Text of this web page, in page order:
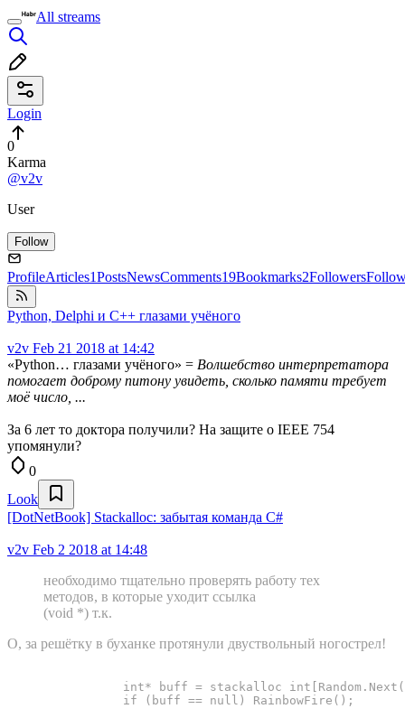
All streams
Login
0
Karma
@v2v
User
Follow
ProfileArticles1PostsNewsComments19Bookmarks2Followers
Python, Delphi и C++ глазами учёного
v2v Feb 21 2018 at 14:42
«Python… глазами учёного» = Волшебство интерпретатора
помогает доброму питону увидеть, сколько памяти требует
моё число, ...
За 6 лет то доктора получили? На защите о IEEE 754
упомянули?
0
Look
[DotNetBook] Stackalloc: забытая команда C#
v2v Feb 2 2018 at 14:48
необходимо тщательно проверять работу тех
методов, в которые уходит ссылка
(void *) т.к.
О, за решётку в буханке протянули двуствольный ногострел!
int* buff = stackalloc
                if (buff == null) RainbowFire();